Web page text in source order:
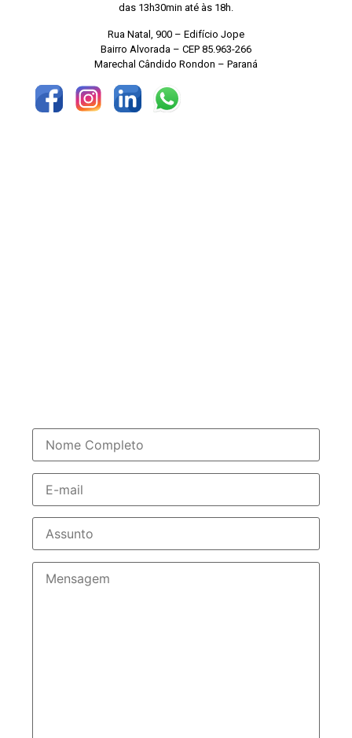
das 13h30min até às 18h.
Rua Natal, 900 – Edifício Jope
Bairro Alvorada – CEP 85.963-266
Marechal Cândido Rondon – Paraná